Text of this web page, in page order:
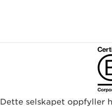
Dette selskapet oppfyller